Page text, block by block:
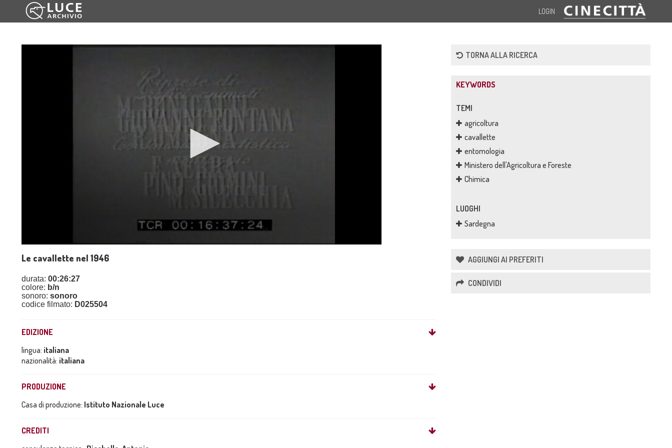
LOGIN
Le cavallette nel 1946
durata: 00:26:27
colore: b/n
sonoro: sonoro
codice filmato: D025504
EDIZIONE
lingua: italiana
nazionalità: italiana
PRODUZIONE
Casa di produzione: Istituto Nazionale Luce
CREDITI
TORNA ALLA RICERCA
KEYWORDS
TEMI
agricoltura
cavallette
entomologia
Ministero dell'Agricoltura e Foreste
Chimica
LUOGHI
Sardegna
AGGIUNGI AI PREFERITI
CONDIVIDI